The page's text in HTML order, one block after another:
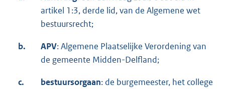
artikel 1:3, derde lid, van de Algemene wet
bestuursrecht;
b. APV: Algemene Plaatselijke Verordening van
de gemeente Midden-Delfland;
c. bestuursorgaan: de burgemeester, het college